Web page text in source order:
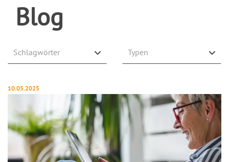
Blog
Schlagwörter Typen
Veröffentlicht am:
10.05.2025